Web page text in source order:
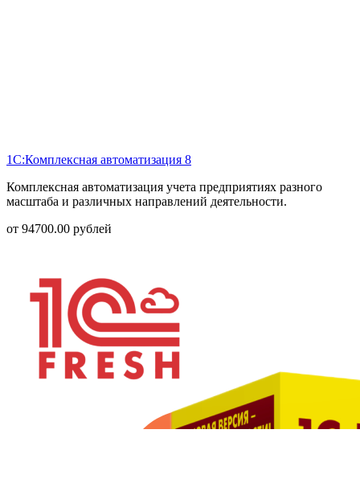
1С:Комплексная автоматизация 8
Комплексная автоматизация учета предприятиях разного
масштаба и различных направлений деятельности.
от 94700.00 рублей